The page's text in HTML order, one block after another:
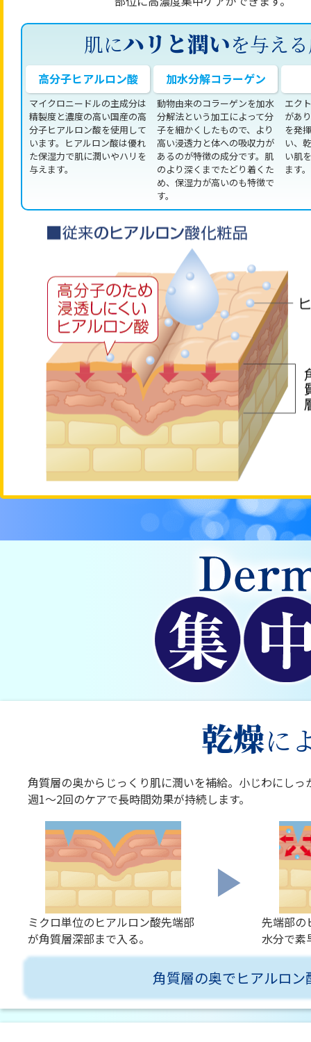
肌にハリと潤いを与え
高分子ヒアルロン酸
マイクロニードルの主成分は
精製度と濃度の高い国産の高
分子ヒアルロン酸を使用して
います。ヒアルロン酸は優れ
た保湿力で肌に潤いやハリを
与えます。
加水分解コラーゲン
動物由来のコラーゲンを加水
分解法という加工によって分
子を細かくしたもので、より
高い浸透力と体への吸収力が
あるのが特徴の成分です。肌
のより深くまでたどり着くた
め、保湿力が高いのも特徴で
す。
エク
があ
を発
い、
い肌
ます。
乾燥に
角質層の奥からじっくり肌に潤いを補給。小じわにし
週1〜2回のケアで長時間効果が持続します。
ミクロ単位のヒアルロン酸先端部
が角質層深部まで入る。
▶
先端部の
水分で素
角質層の奥でヒアルロン